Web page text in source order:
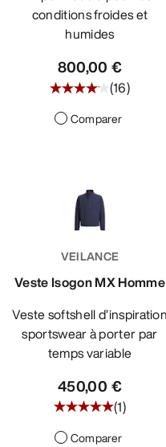
conditions froides et
humides
800,00 €
(16)
Comparer
VEILANCE
Veste Isogon MX Homme
Veste softshell d’inspiration
sportswear à porter par
temps variable
450,00 €
(1)
Comparer